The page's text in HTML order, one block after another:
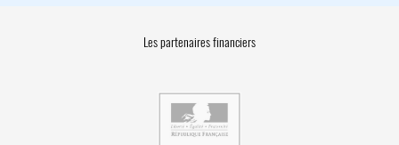
Les partenaires financiers